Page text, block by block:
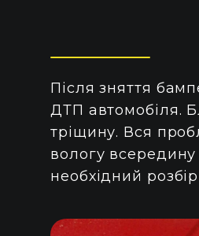
Після зняття
ДТП автомобіля.
тріщину. Вся
вологу
необхідний